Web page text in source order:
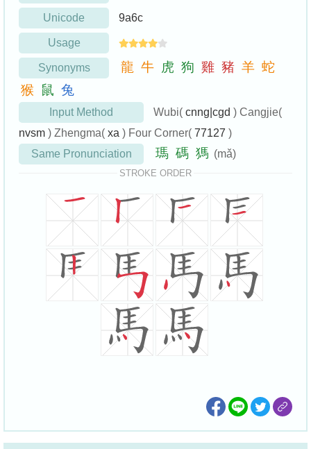
Unicode 9a6c
Usage
Synonyms 龍 牛 虎 狗 雞 豬 羊 蛇
猴
鼠 兔
Input Method Wubi( cnng|cgd ) Cangjie(
nvsm ) Zhengma( xa ) Four Corner( 77127 )
Same Pronunciation
瑪 碼 獁 (mǎ)
STROKE ORDER